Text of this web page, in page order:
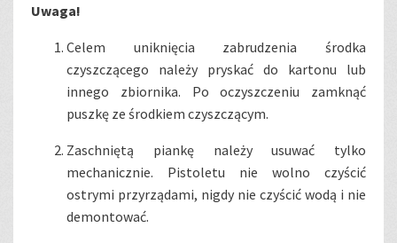
Uwaga!
Celem uniknięcia zabrudzenia środka
czyszczącego należy pryskać do kartonu lub
innego zbiornika. Po oczyszczeniu zamknąć
puszkę ze środkiem czyszczącym.
Zaschniętą piankę należy usuwać tylko
mechanicznie. Pistoletu nie wolno czyścić
ostrymi przyrządami, nigdy nie czyścić wodą i nie
demontować.